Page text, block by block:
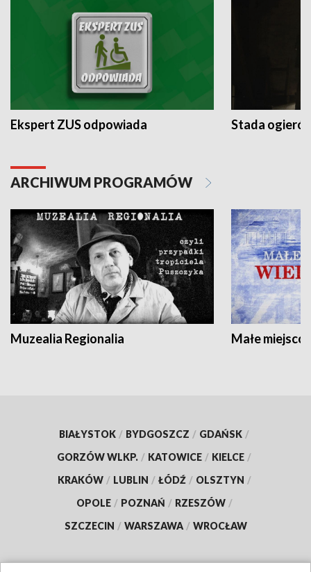
Ekspert ZUS odpowiada Stada
ARCHIWUM PROGRAMÓW
Muzealia Regionalia Małe
BIAŁYSTOK / BYDGOSZCZ / GDAŃSK /
GORZÓW WLKP. / KATOWICE / KIELCE /
KRAKÓW / LUBLIN / ŁÓDŹ / OLSZTYN /
OPOLE / POZNAŃ / RZESZÓW /
SZCZECIN / WARSZAWA / WROCŁAW